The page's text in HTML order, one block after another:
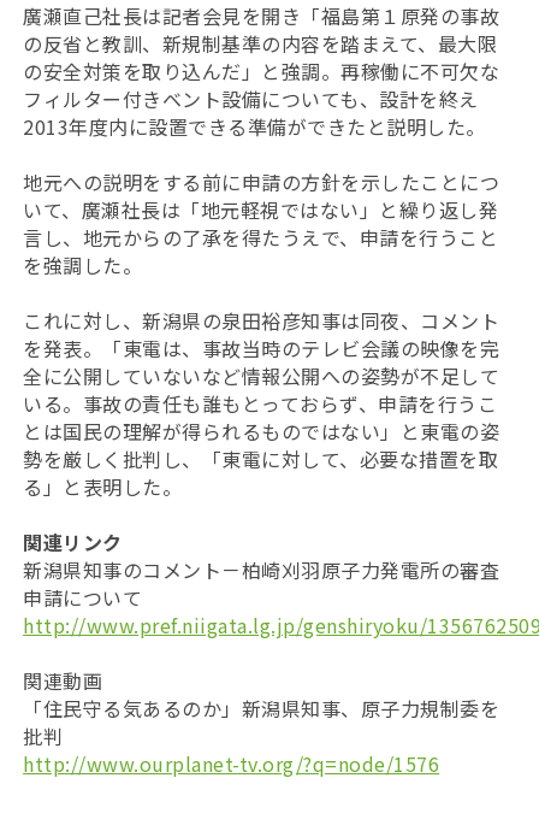
廣瀬直己社長は記者会見を開き「福島第１原発の事故
の反省と教訓、新規制基準の内容を踏まえて、最大限
の安全対策を取り込んだ」と強調。再稼働に不可欠な
フィルター付きベント設備についても、設計を終え
2013年度内に設置できる準備ができたと説明した。
地元への説明をする前に申請の方針を示したことにつ
いて、廣瀬社長は「地元軽視ではない」と繰り返し発
言し、地元からの了承を得たうえで、申請を行うこと
を強調した。
これに対し、新潟県の泉田裕彦知事は同夜、コメント
を発表。「東電は、事故当時のテレビ会議の映像を完
全に公開していないなど情報公開への姿勢が不足して
いる。事故の責任も誰もとっておらず、申請を行うこ
とは国民の理解が得られるものではない」と東電の姿
勢を厳しく批判し、「東電に対して、必要な措置を取
る」と表明した。
関連リンク
新潟県知事のコメント－柏崎刈羽原子力発電所の審査
申請について
http://www.pref.niigata.lg.jp/genshiryoku/
関連動画
「住民守る気あるのか」新潟県知事、原子力規制委を
批判
http://www.ourplanet-tv.org/?q=node/1576